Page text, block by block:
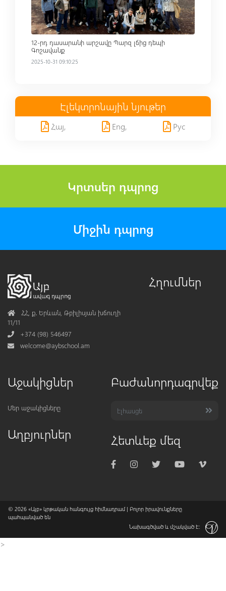
12-րդ դասարանի արշավը Պարզ լճից դեպի
Գոշավանք
2025-10-31 09:10:25
Էլեկտրոնային նյութեր
Հայ, Eng, Рус
Կրտսեր դպրոց
Միջին դպրոց
AddressՀՀ, ք․ Երևան, Թբիլիսյան խճուղի
11/11
Phone+374 (98) 546497
Mail
welcome@aybschool.am
Հղումներ
Աջակիցներ
Մեր աջակիցները
Աղբյուրներ
Բաժանորդագրվեք
Հետևեք մեզ
© 2026 «Այբ» կրթական հանգույց հիմնադրամ| Բոլոր իրավունքները
պահպանված են
Նախագծված և մշակված է:
>